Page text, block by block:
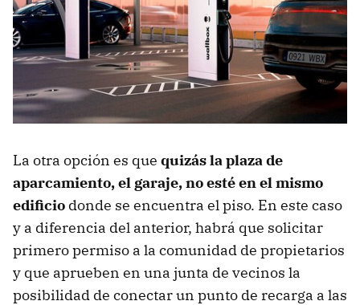
La otra opción es que quizás la plaza de
aparcamiento, el garaje, no esté en el mismo
edificio donde se encuentra el piso. En este caso
y a diferencia del anterior, habrá que solicitar
primero permiso a la comunidad de propietarios
y que aprueben en una junta de vecinos la
posibilidad de conectar un punto de recarga a las